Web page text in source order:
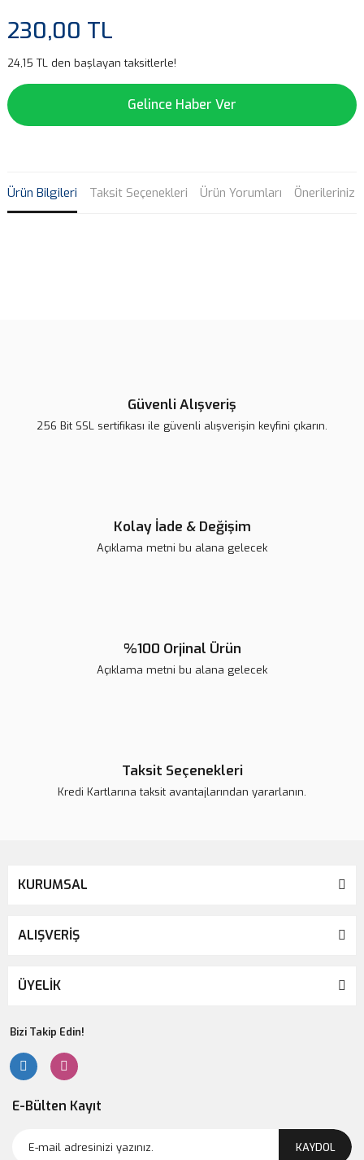
230,00 TL
24,15 TL den başlayan taksitlerle!
Gelince Haber Ver
Ürün Bilgileri Taksit Seçenekleri Ürün Yorumları Önerileriniz
Güvenli Alışveriş
256 Bit SSL sertifikası ile güvenli alışverişin keyfini çıkarın.
Kolay İade & Değişim
Açıklama metni bu alana gelecek
%100 Orjinal Ürün
Açıklama metni bu alana gelecek
Taksit Seçenekleri
Kredi Kartlarına taksit avantajlarından yararlanın.
KURUMSAL
ALIŞVERİŞ
ÜYELİK
Bizi Takip Edin!
E-Bülten Kayıt
KAYDOL